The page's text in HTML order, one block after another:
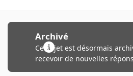
Archivé
Ce sujet est désormais
recevoir de nouvelles